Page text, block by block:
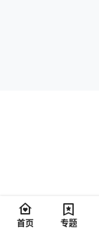
首页 专题